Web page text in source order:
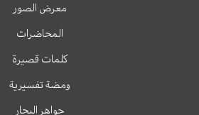
معرض الصور
المحاضرات
كلمات قصيرة
ومضة تفسيرية
جواهر البحار